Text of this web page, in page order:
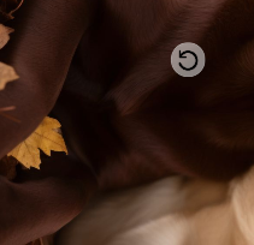
Humor
Hudba & Film
Autorská grafika